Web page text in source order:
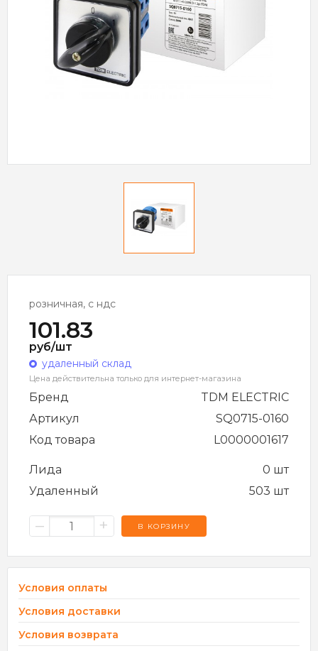
розничная, с ндс
101.83
руб/шт
удаленный склад
Цена действительна только для интернет-магазина
Бренд
TDM ELECTRIC
Артикул
SQ0715-0160
Код товара
L0000001617
Лида
0 шт
Удаленный
503 шт
– + В КОРЗИНУ
Условия оплаты
Условия доставки
Условия возврата